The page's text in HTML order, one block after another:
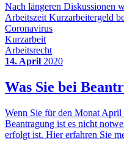
Nach längeren Diskussionen
Arbeitszeit Kurzarbeitergeld
Coronavirus
Kurzarbeit
Arbeitsrecht
14. April 2020
Was Sie bei
Wenn Sie für den Monat April
Beantragung ist es nicht
erfolgt ist. Hier erfahren Sie